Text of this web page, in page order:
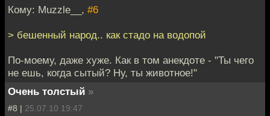
Кому: Muzzle__, #6
> бешенный народ.. как стадо на водопой
По-моему, даже хуже. Как в том анекдоте - "Ты чего
не ешь, когда сытый? Ну, ты животное!"
Очень толстый »
#8 | 25.07.10 19:47